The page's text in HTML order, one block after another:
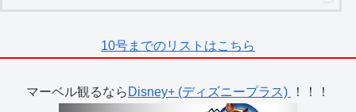
10号までのリストはこちら
マーベル観るなら Disney+ (ディズニープラス) ！！！